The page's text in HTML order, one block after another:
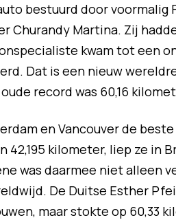
bestuurd door voormalig
Churandy Martina. Zij
kwam tot een
Dat is een nieuw
record was 60,16
en Vancouver de
42,195 kilometer, liep ze in
was daarmee niet alleen
De Duitse Esther
maar stokte op 60,33